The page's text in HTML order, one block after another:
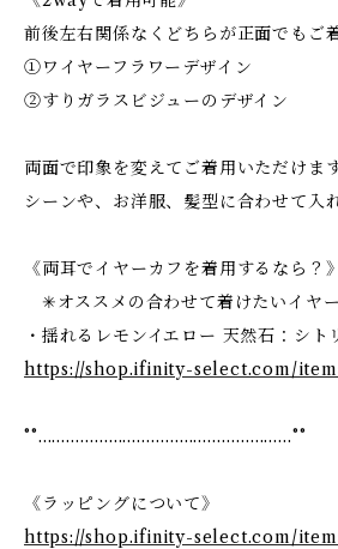
前後左右関係なくどちらが正面でもご
①ワイヤーフラワーデザイン
②すりガラスビジューのデザイン
両面で印象を変えてご着用いただけま
シーンや、お洋服、髪型に合わせて入
《両耳でイヤーカフを着用するなら？》
✳︎オススメの合わせて着けたいイヤ
・揺れるレモンイエロー 天然石：シト
https://shop.ifinity-select.com/
°°………………………………………………°°
《ラッピングについて》
https://shop.ifinity-select.com/